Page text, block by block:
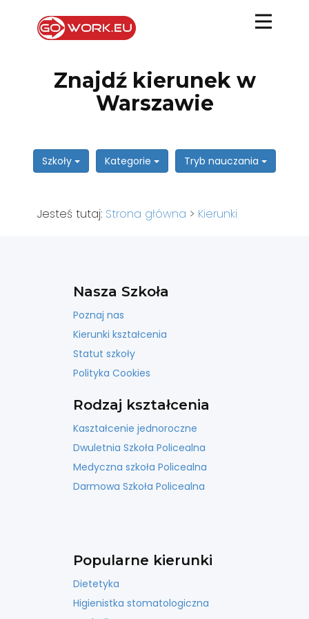
Znajdź kierunek w
Warszawie
Szkoły Kategorie Tryb nauczania
Jesteś tutaj: Strona główna > Kierunki
Nasza Szkoła
Poznaj nas
Kierunki kształcenia
Statut szkoły
Polityka Cookies
Rodzaj kształcenia
Kaształcenie jednoroczne
Dwuletnia Szkoła Policealna
Medyczna szkoła Policealna
Darmowa Szkoła Policealna
Popularne kierunki
Dietetyka
Higienistka stomatologiczna